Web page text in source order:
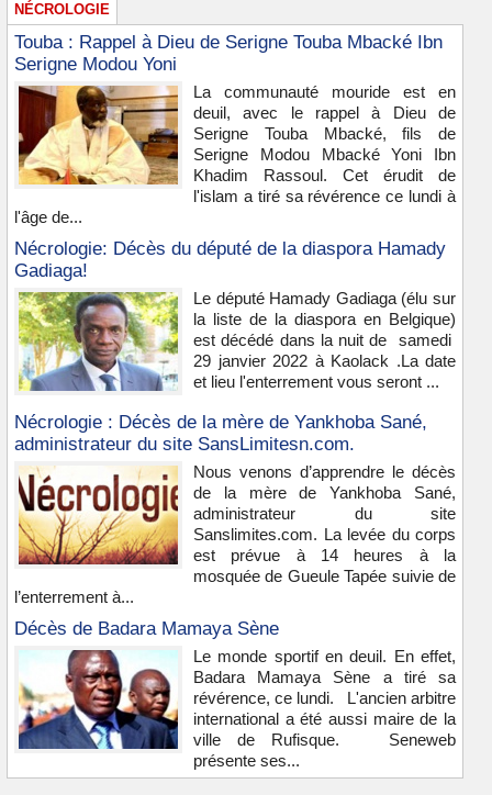
NÉCROLOGIE
Touba : Rappel à Dieu de Serigne Touba Mbacké Ibn
Serigne Modou Yoni
La communauté mouride est en
deuil, avec le rappel à Dieu de
Serigne Touba Mbacké, fils de
Serigne Modou Mbacké Yoni Ibn
Khadim Rassoul. Cet érudit de
l'islam a tiré sa révérence ce lundi à
l'âge de...
Nécrologie: Décès du député de la diaspora Hamady
Gadiaga!
Le député Hamady Gadiaga (élu sur
la liste de la diaspora en Belgique)
est décédé dans la nuit de samedi
29 janvier 2022 à Kaolack .La date
et lieu l'enterrement vous seront ...
Nécrologie : Décès de la mère de Yankhoba Sané,
administrateur du site SansLimitesn.com.
Nous venons d’apprendre le décès
de la mère de Yankhoba Sané,
administrateur du site
Sanslimites.com. La levée du corps
est prévue à 14 heures à la
mosquée de Gueule Tapée suivie de
l’enterrement à...
Décès de Badara Mamaya Sène
Le monde sportif en deuil. En effet,
Badara Mamaya Sène a tiré sa
révérence, ce lundi. L'ancien arbitre
international a été aussi maire de la
ville de Rufisque. Seneweb
présente ses...